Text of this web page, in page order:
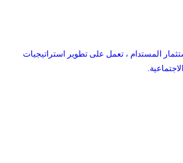
المستدام ، تعمل على تطوير استراتيجيات